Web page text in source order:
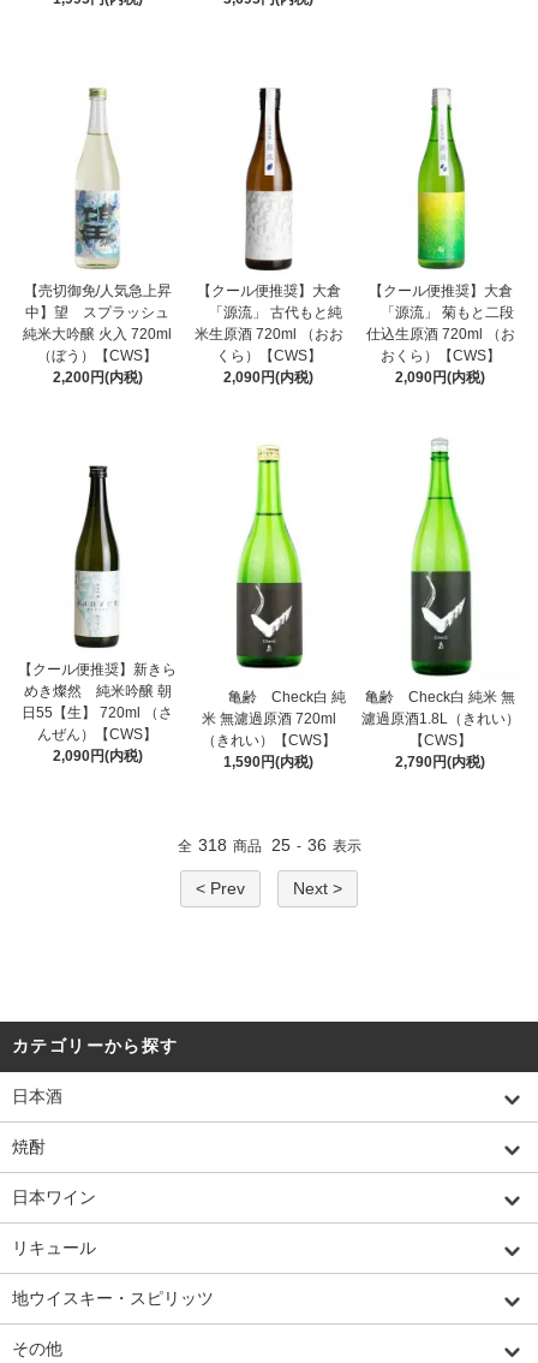
【売切御免/人気急上昇
中】望 スプラッシュ
純米大吟醸 火入 720ml
（ぼう）【CWS】
2,200円(内税)
【クール便推奨】大倉
「源流」 古代もと純
米生原酒 720ml （おお
くら）【CWS】
2,090円(内税)
【クール便推奨】大倉
「源流」 菊もと二段
仕込生原酒 720ml （お
おくら）【CWS】
2,090円(内税)
【クール便推奨】新きら
めき燦然 純米吟醸 朝
日55【生】 720ml （さ
んぜん）【CWS】
2,090円(内税)
亀齢 Check白 純
米 無濾過原酒 720ml
（きれい）【CWS】
1,590円(内税)
亀齢 Check白 純米 無
濾過原酒1.8L（きれい）
【CWS】
2,790円(内税)
全 318 商品 25 - 36 表示
< Prev Next >
カテゴリーから探す
日本酒
焼酎
日本ワイン
リキュール
地ウイスキー・スピリッツ
その他